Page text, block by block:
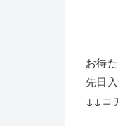
お待
先日
↓↓コ